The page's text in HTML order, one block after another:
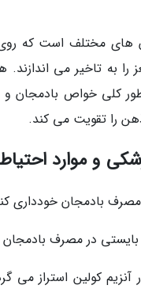
های مختلف است که
را به تاخیر می
کلی خواص بادمجان و
را تقویت می کند.
و موارد
مصرف بادمجان خودداری
در مصرف بادمجان
کولین استراز می